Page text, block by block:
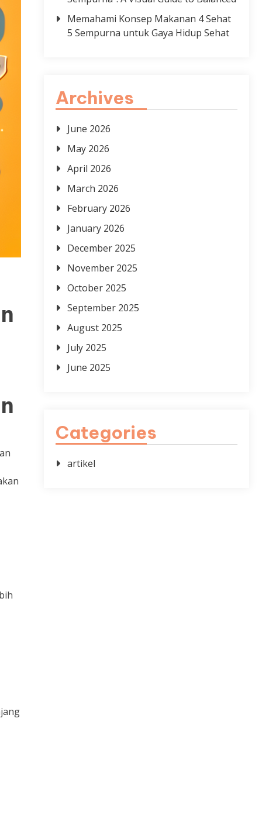
Memahami Konsep Makanan 4 Sehat
5 Sempurna untuk Gaya Hidup Sehat
Archives
June 2026
May 2026
April 2026
March 2026
February 2026
January 2026
December 2025
November 2025
October 2025
September 2025
August 2025
July 2025
June 2025
Categories
artikel